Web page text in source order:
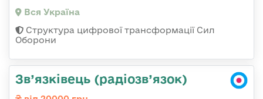
Вся Україна
Структура цифрової трансформації Сил
Оборони
Зв’язківець (радіозв’язок)